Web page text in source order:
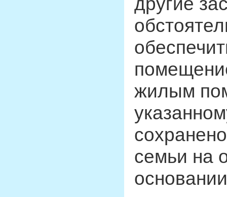
жилым
семьи на